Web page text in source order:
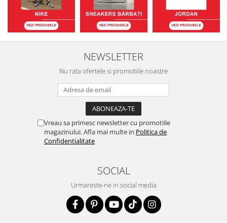
NEWSLETTER
Nu rata ofertele si promotiile noastre
Vreau sa primesc newsletter cu promotiile
magazinului. Afla mai multe in Politica de
Confidentialitate
SOCIAL
Urmareste-ne in social media